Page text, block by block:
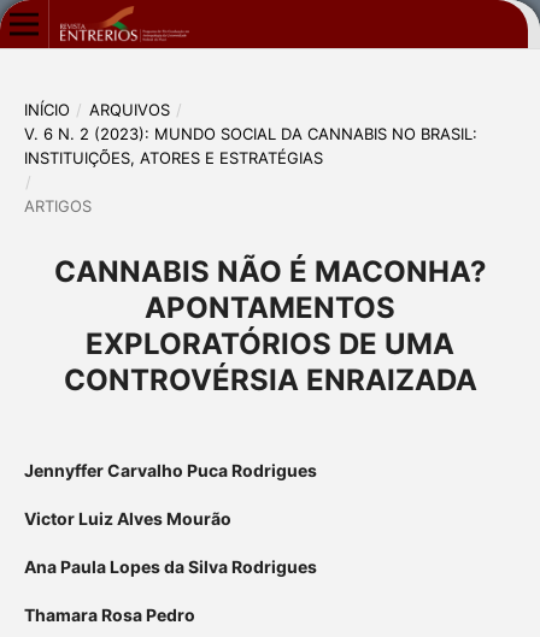
INÍCIO / ARQUIVOS /
V. 6 N. 2 (2023): MUNDO SOCIAL DA CANNABIS NO BRASIL:
INSTITUIÇÕES, ATORES E ESTRATÉGIAS
/
ARTIGOS
CANNABIS NÃO É MACONHA?
APONTAMENTOS
EXPLORATÓRIOS DE UMA
CONTROVÉRSIA ENRAIZADA
Jennyffer Carvalho Puca Rodrigues
Victor Luiz Alves Mourão
Ana Paula Lopes da Silva Rodrigues
Thamara Rosa Pedro